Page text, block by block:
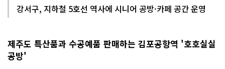
R
L
유
하
크
게
하
기
하
기
강서구, 지하철 5호선 역사에 시니어 공방·카페 공간 운영
제주도 특산품과 수공예품 판매하는 김포공항역 '호호실실
공방'